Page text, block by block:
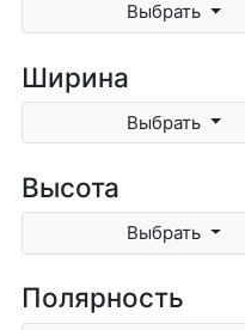
Выбрать
Ширина
Выбрать
Высота
Выбрать
Полярность